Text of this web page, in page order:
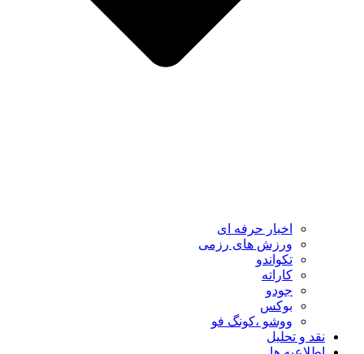
اخبار حرفه ای
ورزش های رزمی
تکواندو
کاراته
جودو
بوکس
ووشو ،کونگ فو
نقد و تحلیل